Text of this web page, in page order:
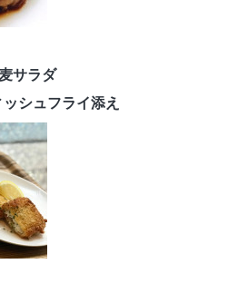
サラダ
フライ添え